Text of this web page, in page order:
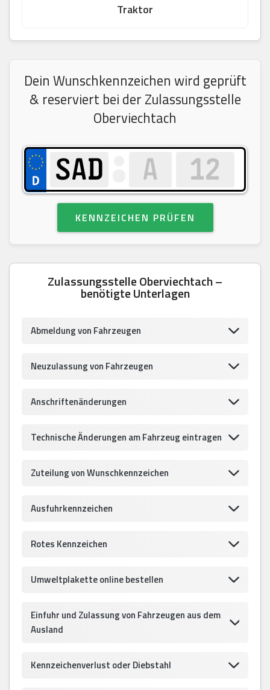
Traktor
Dein Wunschkennzeichen wird geprüft
& reserviert bei der Zulassungsstelle
Oberviechtach
KENNZEICHEN PRÜFEN
Zulassungsstelle Oberviechtach –
benötigte Unterlagen
Abmeldung von Fahrzeugen
Neuzulassung von Fahrzeugen
Anschriftenänderungen
Technische Änderungen am Fahrzeug eintragen
Zuteilung von Wunschkennzeichen
Ausfuhrkennzeichen
Rotes Kennzeichen
Umweltplakette online bestellen
Einfuhr und Zulassung von Fahrzeugen aus dem
Ausland
Kennzeichenverlust oder Diebstahl